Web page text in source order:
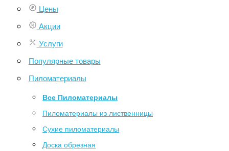
Цены
Акции
Услуги
Популярные товары
Пиломатериалы
Все Пиломатериалы
Пиломатериалы из лиственницы
Сухие пиломатериалы
Доска обрезная